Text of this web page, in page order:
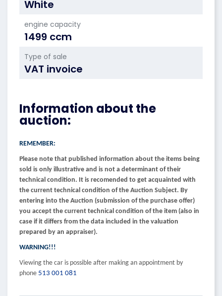
White
engine capacity
1499 ccm
Type of sale
VAT invoice
Information about the
auction:
REMEMBER:
Please note that published information about the items being
sold is only illustrative and is not a determinant of their
technical condition. It is recomended to get acquainted with
the current technical condition of the Auction Subject. By
entering into the Auction (submission of the purchase offer)
you accept the current technical condition of the item (also in
case if it differs from the data included in the valuation
prepared by an appraiser).
WARNING!!!
Viewing the car is possible after making an appointment by
phone 513 001 081